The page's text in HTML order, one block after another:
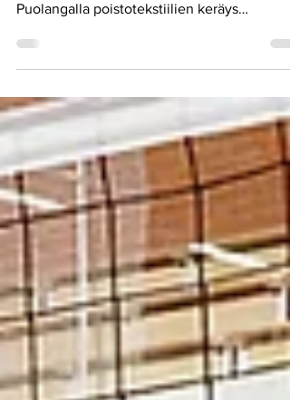
Kaikkialla Kainuussa ja Vaalassa on nyt
Puolangalla poistotekstiilien keräys
aloitettiin...